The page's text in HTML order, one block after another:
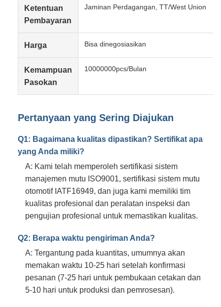
Ketentuan
Pembayaran
Jaminan Perdagangan, TT/West Union
Harga Bisa dinegosiasikan
Kemampuan
Pasokan
10000000pcs/Bulan
Pertanyaan yang Sering Diajukan
Q1: Bagaimana kualitas dipastikan? Sertifikat apa
yang Anda miliki?
A: Kami telah memperoleh sertifikasi sistem
manajemen mutu ISO9001, sertifikasi sistem mutu
otomotif IATF16949, dan juga kami memiliki tim
kualitas profesional dan peralatan inspeksi dan
pengujian profesional untuk memastikan kualitas.
Q2: Berapa waktu pengiriman Anda?
A: Tergantung pada kuantitas, umumnya akan
memakan waktu 10-25 hari setelah konfirmasi
pesanan (7-25 hari untuk pembukaan cetakan dan
5-10 hari untuk produksi dan pemrosesan).